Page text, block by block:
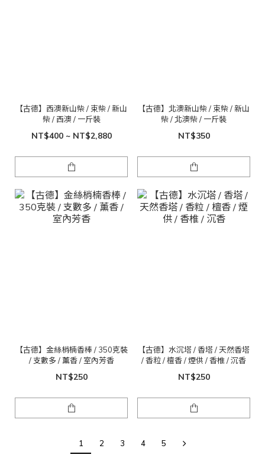
【古德】西澳新山柴 / 束柴 / 新山
柴 / 西澳 / 一斤裝
NT$400 ~ NT$2,880
【古德】北澳新山柴 / 束柴 / 新山
柴 / 北澳柴 / 一斤裝
NT$350
【古德】金絲梢楠香棒 / 350克裝
/ 支數多 / 薰香 / 室內芳香
NT$250
【古德】水沉塔 / 香塔 / 天然香塔
/ 香粒 / 檀香 / 煙供 / 香椎 / 沉香
NT$250
1 2 3 4 5